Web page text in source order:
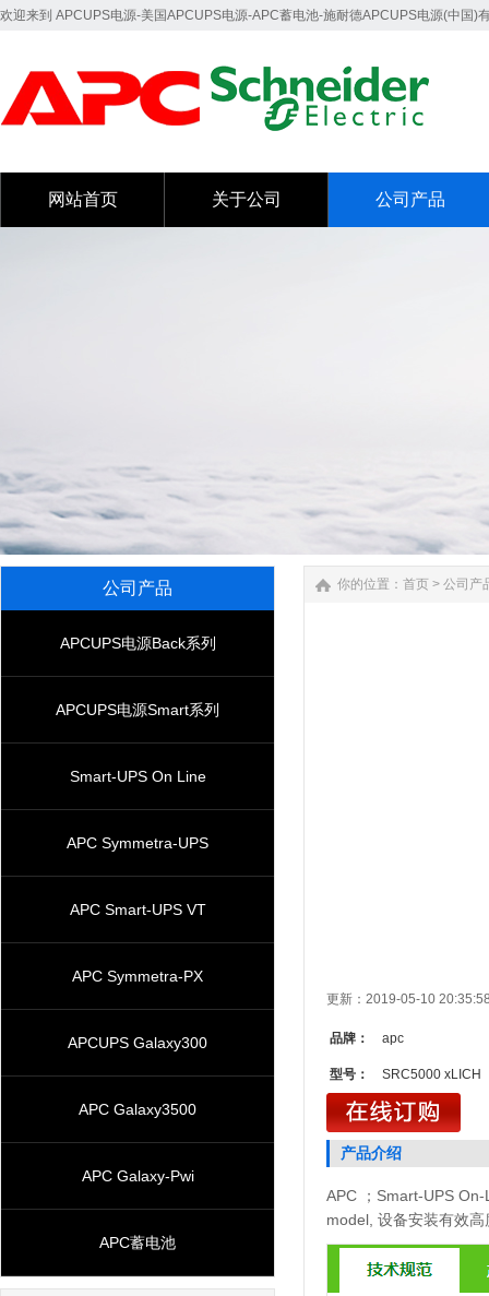
欢迎来到 APCUPS电源-美国APCUPS电源-APC蓄电池-施耐德APCUPS电源(中国)
网站首页 关于公司 公司产品
公司产品
APCUPS电源Back系列
APCUPS电源Smart系列
Smart-UPS On Line
APC Symmetra-UPS
APC Smart-UPS VT
APC Symmetra-PX
APCUPS Galaxy300
APC Galaxy3500
APC Galaxy-Pwi
APC蓄电池
你的位置： 首页 > 公司产
更新：2019-05-10
品牌： apc
型号： SRC5000 xLICH
产品介绍
APC ；Smart-UPS
model, 设备安装有效